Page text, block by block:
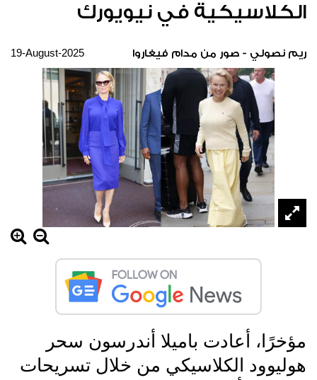
الكلاسيكية في نيويورك
ريم نصولي - صور من مدام فيغاروا 19-August-2025
مؤخرًا، أعادت باميلا أندرسون سحر
هوليوود الكلاسيكي من خلال تسريحات